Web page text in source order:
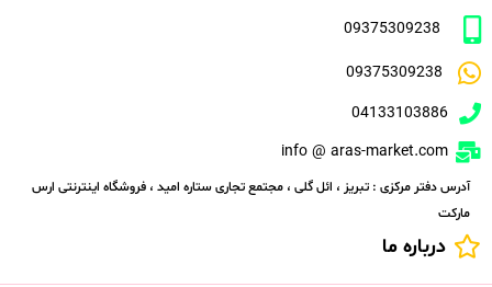
09375309238
09375309238
04133103886
info @ aras-market.com
آدرس دفتر مرکزی : تبریز ، ائل گلی ، مجتمع تجاری ستاره امید ، فروشگاه اینترنتی ارس
مارکت
درباره ما